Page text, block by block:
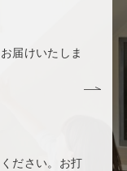
届けいたしま
ださい。お打